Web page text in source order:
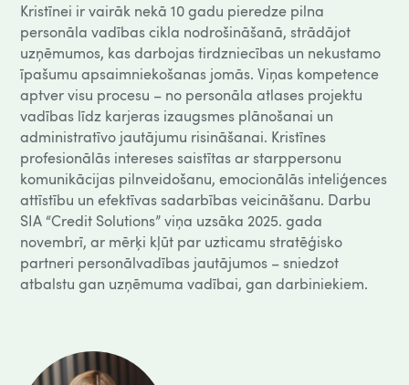
Kristīnei ir vairāk nekā 10 gadu pieredze pilna
personāla vadības cikla nodrošināšanā, strādājot
uzņēmumos, kas darbojas tirdzniecības un nekustamo
īpašumu apsaimniekošanas jomās. Viņas kompetence
aptver visu procesu – no personāla atlases projektu
vadības līdz karjeras izaugsmes plānošanai un
administratīvo jautājumu risināšanai. Kristīnes
profesionālās intereses saistītas ar starppersonu
komunikācijas pilnveidošanu, emocionālās inteliģences
attīstību un efektīvas sadarbības veicināšanu. Darbu
SIA “Credit Solutions” viņa uzsāka 2025. gada
novembrī, ar mērķi kļūt par uzticamu stratēģisko
partneri personālvadības jautājumos – sniedzot
atbalstu gan uzņēmuma vadībai, gan darbiniekiem.